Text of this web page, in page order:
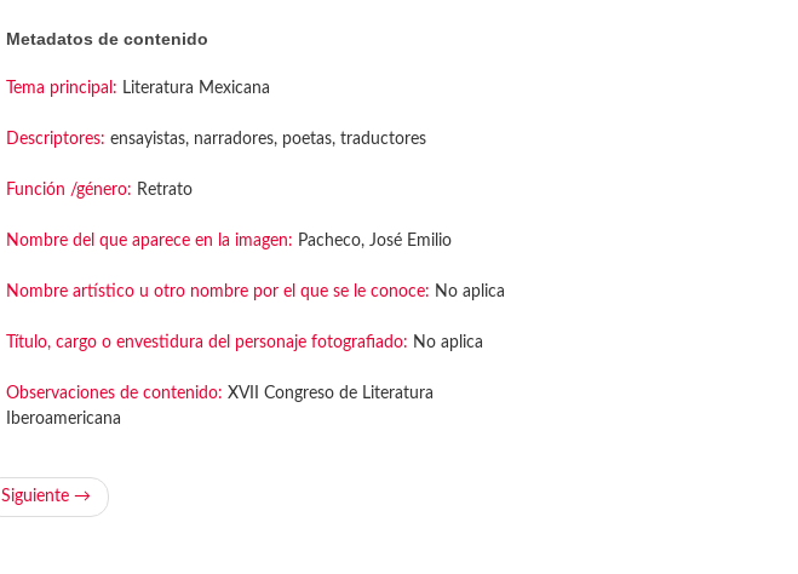
Metadatos de contenido
Tema principal: Literatura Mexicana
Descriptores: ensayistas, narradores, poetas, traductores
Función /género: Retrato
Nombre del que aparece en la imagen: Pacheco, José Emilio
Nombre artístico u otro nombre por el que se le conoce: No aplica
Título, cargo o envestidura del personaje fotografiado: No aplica
Observaciones de contenido: XVII Congreso de Literatura
Iberoamericana
Siguiente →